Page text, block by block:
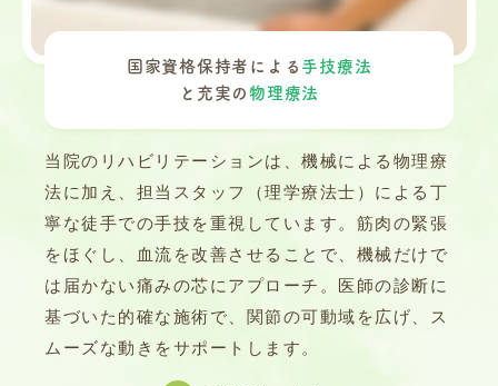
国家資格保持者による 手技療法
と充実の 物理療法
当院のリハビリテーションは、機械による物理療
法に加え、担当スタッフ（理学療法士）による丁
寧な徒手での手技を重視しています。筋肉の緊張
をほぐし、血流を改善させることで、機械だけで
は届かない痛みの芯にアプローチ。医師の診断に
基づいた的確な施術で、関節の可動域を広げ、ス
ムーズな動きをサポートします。